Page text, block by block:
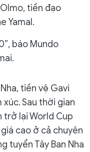
tiền đạo
Yamal.
báo Mundo
tiền vệ Gavi
Sau thời gian
trở lại World Cup
cao ở cả chuyên
tuyển Tây Ban Nha